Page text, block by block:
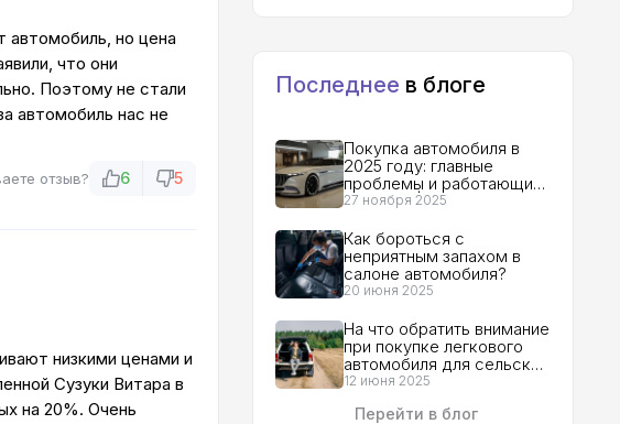
автомобиль, но цена
что они
Поэтому не стали
автомобиль нас не
отзыв? 6 5
низкими ценами и
Сузуки Витара в
на 20%. Очень
Последнее в блоге
Покупка автомобиля в
2025 году: главные
проблемы и работающие
решения | Гид для
27 ноября 2025
Как бороться с
неприятным запахом в
салоне автомобиля?
20 июня 2025
На что обратить внимание
при покупке легкового
автомобиля для сельской
местности?
12 июня 2025
Перейти в блог